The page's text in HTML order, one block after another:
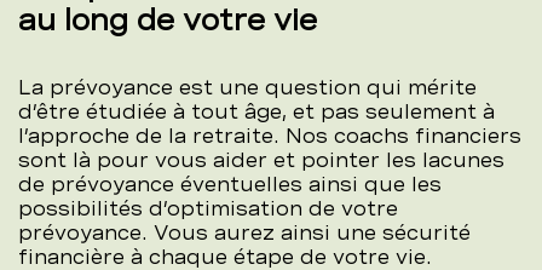
au long de votre vie
La prévoyance est une question qui mérite
d’être étudiée à tout âge, et pas seulement à
l’approche de la retraite. Nos coachs financiers
sont là pour vous aider et pointer les lacunes
de prévoyance éventuelles ainsi que les
possibilités d’optimisation de votre
prévoyance. Vous aurez ainsi une sécurité
financière à chaque étape de votre vie.